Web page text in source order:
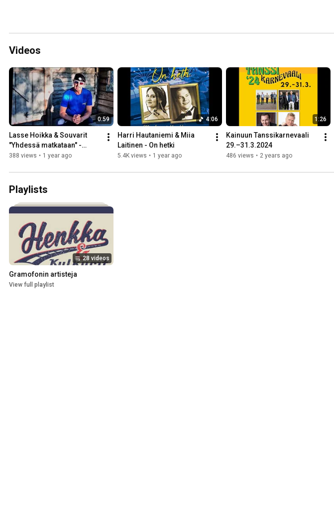
Videos
0:59
Lasse Hoikka & Souvarit
"Yhdessä matkataan" -
konserttikiertue 2025
388 views • 1 year ago
4:06
Harri Hautaniemi & Miia
Laitinen - On hetki
5.4K views • 1 year ago
1:26
Kainuun Tanssikarnevaali
29.–31.3.2024
486 views • 2 years ago
Playlists
28 videos
Gramofonin artisteja
View full playlist